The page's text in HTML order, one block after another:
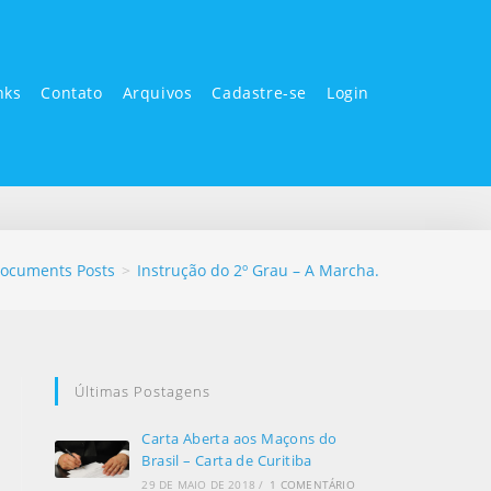
Contato Arquivos Cadastre-se Login
Posts > Instrução do 2º Grau – A Marcha.
Últimas Postagens
Carta Aberta aos Maçons do
Brasil – Carta de Curitiba
29 DE MAIO DE 2018 / 1 COMENTÁRIO